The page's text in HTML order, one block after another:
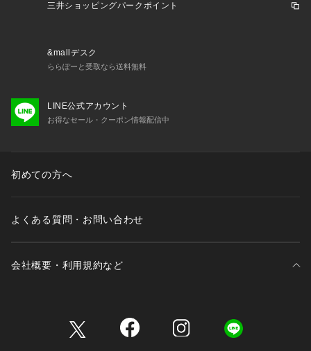
三井ショッピングパークポイント
&mallデスク
ららぽーと受取なら送料無料
LINE公式アカウント
お得なセール・クーポン情報配信中
初めての方へ
よくある質問・お問い合わせ
会社概要・利用規約など